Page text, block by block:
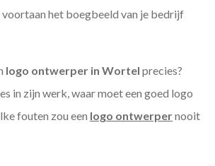
voortaan het boegbeeld van je bedrijf
logo ontwerper in Wortel precies?
in zijn werk, waar moet een goed logo
fouten zou een logo ontwerpernooit